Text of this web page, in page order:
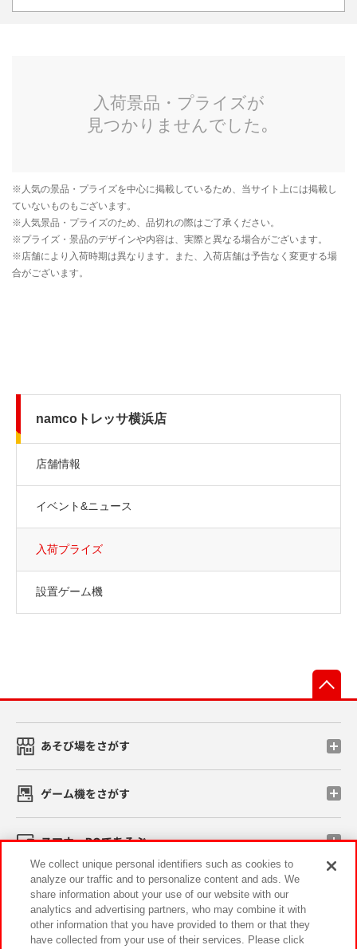
namcoトレッサ横浜店
店舗情報
イベント&ニュース
入荷プライズ
設置ゲーム機
あそび場をさがす
ゲーム機をさがす
スマホ・PCであそぶ
イベント・キャンペーン
We collect unique personal identifiers such as cookies to
analyze our traffic and to personalize content and ads. We
share information about your use of our website with our
analytics and advertising partners, who may combine it with
other information that you have provided to them or that they
have collected from your use of their services. Please click